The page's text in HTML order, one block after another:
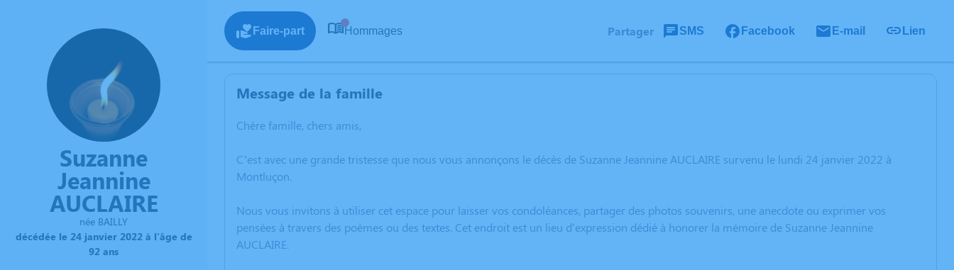
Suzanne
Jeannine
AUCLAIRE
née BAILLY
décédée le 24 janvier 2022 à l'âge de
92 ans
Faire-part Hommages Partager SMS Facebook E-mail Lien
Message de la famille
Chère famille, chers amis,
C’est avec une grande tristesse que nous vous annonçons le décès de Suzanne Jeannine AUCLAIRE survenu le lundi 24 janvier 2022 à
Montluçon.
Nous vous invitons à utiliser cet espace pour laisser vos condoléances, partager des photos souvenirs, une anecdote ou exprimer vos
pensées à travers des poèmes ou des textes. Cet endroit est un lieu d'expression dédié à honorer la mémoire de Suzanne Jeannine
AUCLAIRE.